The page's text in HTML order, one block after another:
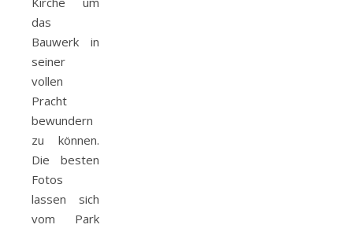
das
Bauwerk in
seiner
vollen
Pracht
bewundern
zu können.
Die besten
Fotos
lassen sich
vom Park